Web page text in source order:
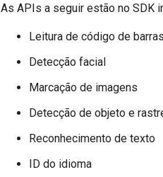
As APIs a seguir estão no SDK
Leitura de código de barras
Detecção facial
Marcação de imagens
Detecção de objeto e
Reconhecimento de texto
ID do idioma